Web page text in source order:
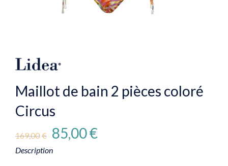
Maillot de bain 2 pièces coloré
Circus
169,00 € Le
prix
85,00€
Description